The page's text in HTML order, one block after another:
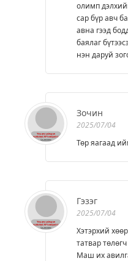
олимп
сар бүр авч
авна гээд
баялаг
нэн даруй
Зочин
2025/07/04
Төр яагаад
Гэзэг
2025/07/04
Хэтэрхий
татвар
Маш их